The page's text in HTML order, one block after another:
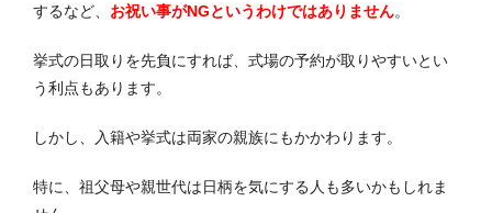
するなど、 お祝い事がNGというわけではありません。
挙式の日取りを先負にすれば、式場の予約が取りやすいとい
う利点もあります。
しかし、入籍や挙式は両家の親族にもかかわります。
特に、祖父母や親世代は日柄を気にする人も多いかもしれま